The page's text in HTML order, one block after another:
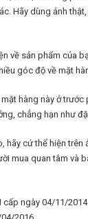
Hãy dùng ảnh
về sản phẩm của
góc độ về mặt
hàng này ở
chẳng hạn như
cứ thể hiện
mua quan tâm và
cấp ngày 04/11/2014.